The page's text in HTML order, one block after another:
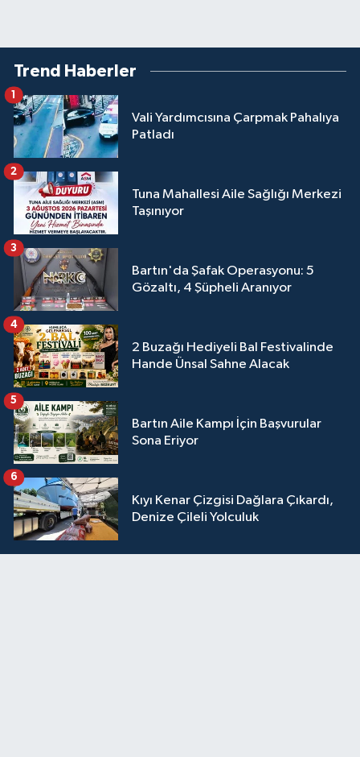
Trend Haberler
Vali Yardımcısına Çarpmak Pahalıya
Patladı
1
Tuna Mahallesi Aile Sağlığı Merkezi
Taşınıyor
2
Bartın'da Şafak Operasyonu: 5
Gözaltı, 4 Şüpheli Aranıyor
3
2 Buzağı Hediyeli Bal Festivalinde
Hande Ünsal Sahne Alacak
4
Bartın Aile Kampı İçin Başvurular
Sona Eriyor
5
Kıyı Kenar Çizgisi Dağlara Çıkardı,
Denize Çileli Yolculuk
6